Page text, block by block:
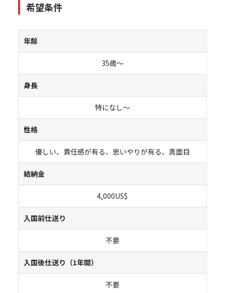
希望条件
年齢
35歳～
身長
特になし～
性格
優しい、責任感が有る、思いやりが有る、真面目
結納金
4,000US$
入国前仕送り
不要
入国後仕送り（1年間）
不要